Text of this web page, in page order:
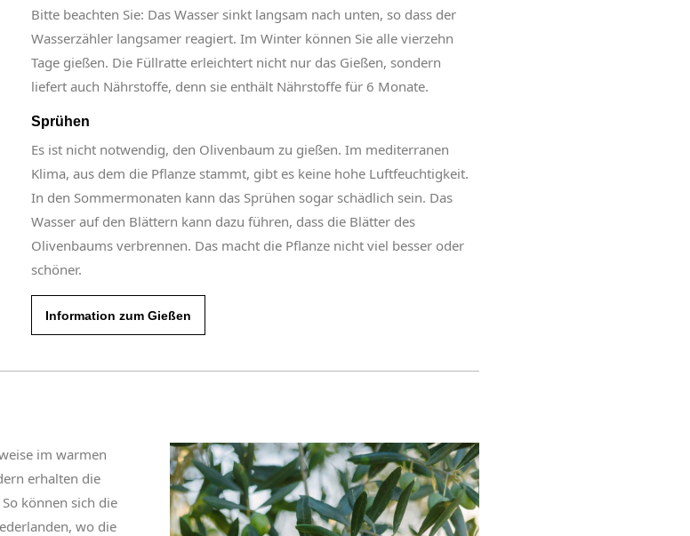
Bitte beachten Sie: Das Wasser sinkt langsam nach unten, so dass der
Wasserzähler langsamer reagiert. Im Winter können Sie alle vierzehn
Tage gießen. Die Füllratte erleichtert nicht nur das Gießen, sondern
liefert auch Nährstoffe, denn sie enthält Nährstoffe für 6 Monate.
Sprühen
Es ist nicht notwendig, den Olivenbaum zu gießen. Im mediterranen
Klima, aus dem die Pflanze stammt, gibt es keine hohe Luftfeuchtigkeit.
In den Sommermonaten kann das Sprühen sogar schädlich sein. Das
Wasser auf den Blättern kann dazu führen, dass die Blätter des
Olivenbaums verbrennen. Das macht die Pflanze nicht viel besser oder
schöner.
Information zum Gießen
im warmen
erhalten die
können sich die
wo die